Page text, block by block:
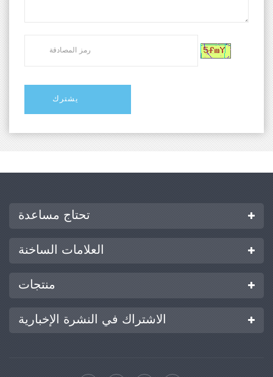
تحتاج مساعدة
العلامات الساخنة
منتجات
الاشتراك في النشرة الإخبارية